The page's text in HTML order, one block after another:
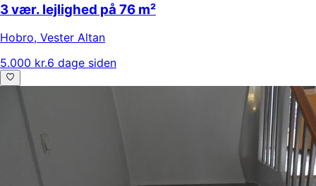
3 vær. lejlighed på 76 m²
Hobro, Vester Altan
5.000 kr.6 dage siden